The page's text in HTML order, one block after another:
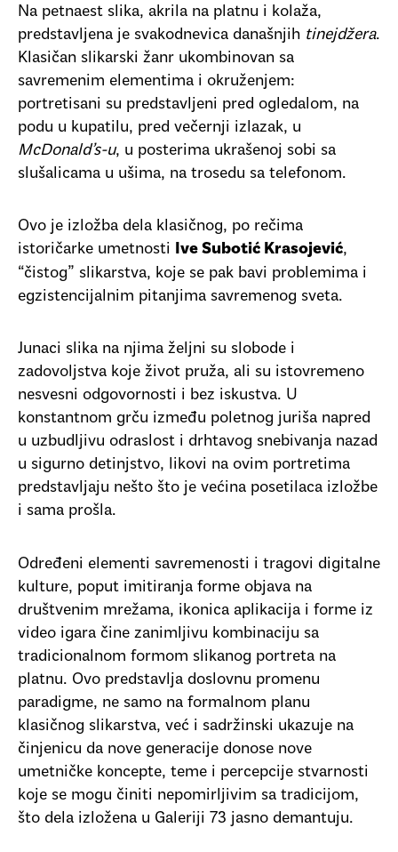
Na petnaest slika, akrila na platnu i kolaža,
predstavljena je svakodnevica današnjih tinejdžera.
Klasičan slikarski žanr ukombinovan sa
savremenim elementima i okruženjem:
portretisani su predstavljeni pred ogledalom, na
podu u kupatilu, pred večernji izlazak, u
McDonald’s-u, u posterima ukrašenoj sobi sa
slušalicama u ušima, na trosedu sa telefonom.
Ovo je izložba dela klasičnog, po rečima
istoričarke umetnosti Ive Subotić Krasojević,
“čistog” slikarstva, koje se pak bavi problemima i
egzistencijalnim pitanjima savremenog sveta.
Junaci slika na njima željni su slobode i
zadovoljstva koje život pruža, ali su istovremeno
nesvesni odgovornosti i bez iskustva. U
konstantnom grču između poletnog juriša napred
u uzbudljivu odraslost i drhtavog snebivanja nazad
u sigurno detinjstvo, likovi na ovim portretima
predstavljaju nešto što je većina posetilaca izložbe
i sama prošla.
Određeni elementi savremenosti i tragovi digitalne
kulture, poput imitiranja forme objava na
društvenim mrežama, ikonica aplikacija i forme iz
video igara čine zanimljivu kombinaciju sa
tradicionalnom formom slikanog portreta na
platnu. Ovo predstavlja doslovnu promenu
paradigme, ne samo na formalnom planu
klasičnog slikarstva, već i sadržinski ukazuje na
činjenicu da nove generacije donose nove
umetničke koncepte, teme i percepcije stvarnosti
koje se mogu činiti nepomirljivim sa tradicijom,
što dela izložena u Galeriji 73 jasno demantuju.